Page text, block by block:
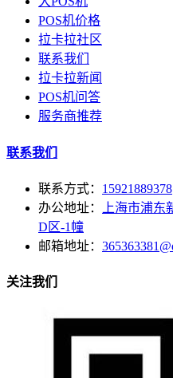
POS机价格
拉卡拉社区
联系我们
拉卡拉新闻
POS机问答
服务商推荐
联系我们
联系方式： 15921889378
办公地址：
上海市浦
D区-1幢
邮箱地址：
关注我们